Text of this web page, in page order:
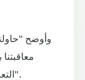
وأوضح
التعادل خلال الشوط الثاني وعوقبنا بهدف آخر".